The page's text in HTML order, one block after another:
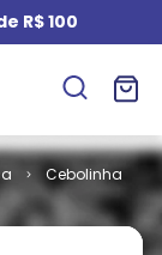
R$ 100
Cebolinha